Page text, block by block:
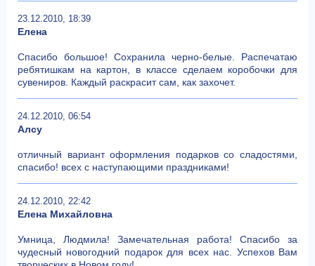
23.12.2010, 18:39
Елена
Спасибо большое! Сохранила черно-белые. Распечатаю
ребятишкам на картон, в классе сделаем коробочки для
сувениров. Каждый раскрасит сам, как захочет.
24.12.2010, 06:54
Алсу
отличный вариант оформления подарков со сладостями,
спасибо! всех с наступающими праздниками!
24.12.2010, 22:42
Елена Михайловна
Умница, Людмила! Замечательная работа! Спасибо за
чудесный новогодний подарок для всех нас. Успехов Вам